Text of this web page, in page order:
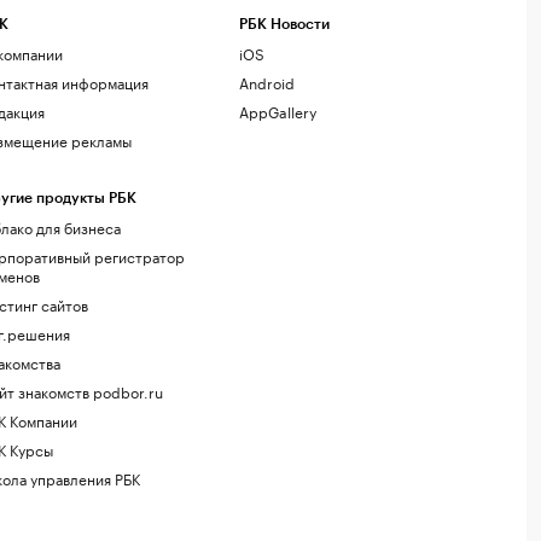
информация
рекламы
продукты РБК
для бизнеса
регистратор
сайтов
знакомств podbor.ru
Компании
Курсы
управления РБК
РБК Новости
iOS
Android
AppGallery